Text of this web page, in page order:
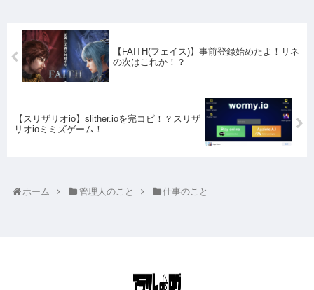
【FAITH(フェイス)】事前登録始めたよ！リネ
の次はこれか！？
【スリザリオio】slither.ioを完コピ！？スリザ
リオioミミズゲーム！
ホーム 管理人のこと 仕事のこと